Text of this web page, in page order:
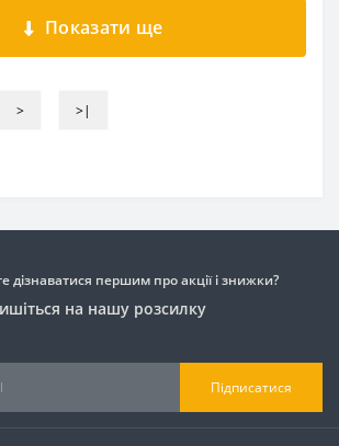
Показати ще
> >|
дізнаватися першим про акції і знижки?
на нашу розсилку
Підписатися